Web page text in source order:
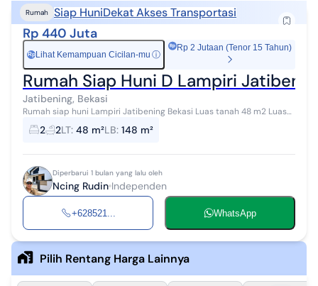
Rumah Siap HuniDekat Akses Transportasi
Rp 440 Juta
Rp Lihat Kemampuan Cicilan-mu ⓘ
Rp 2 Jutaan (Tenor 15 Tahun)
Rumah Siap Huni D Lampiri
Jatibening, Bekasi
Rumah siap huni Lampiri Jatibening Bekasi Luas tanah 48 m2 Luas
bangunan 148 m2 Kamar tidur 2 Kamar mandi 2 R.tamu Dapur R.cuci
Akses jalan mo...
2 2LT: 48 m²LB: 148 m²
Diperbarui 1 bulan yang lalu oleh
Ncing Rudin Independen
+628521... WhatsApp
Pilih Rentang Harga Lainnya